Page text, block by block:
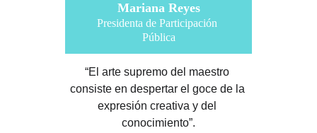
“El arte supremo del maestro
consiste en despertar el goce de la
expresión creativa y del
conocimiento”.
Mariana Reyes
Presidenta de Participación
Pública